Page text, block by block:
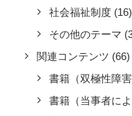
社会福祉制度 (16)
その他のテーマ
関連コンテンツ (66)
書籍（双極性障害
書籍（当事者によ